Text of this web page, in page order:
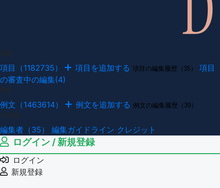
項目（1182735） 項目を追加する 項目の編集履歴（35）
項目
の審査中の編集(4)
例文（1463614） 例文を追加する 例文の編集履歴（39）
編集者（35） 編集ガイドライン クレジット
ログイン / 新規登録
ログイン
新規登録